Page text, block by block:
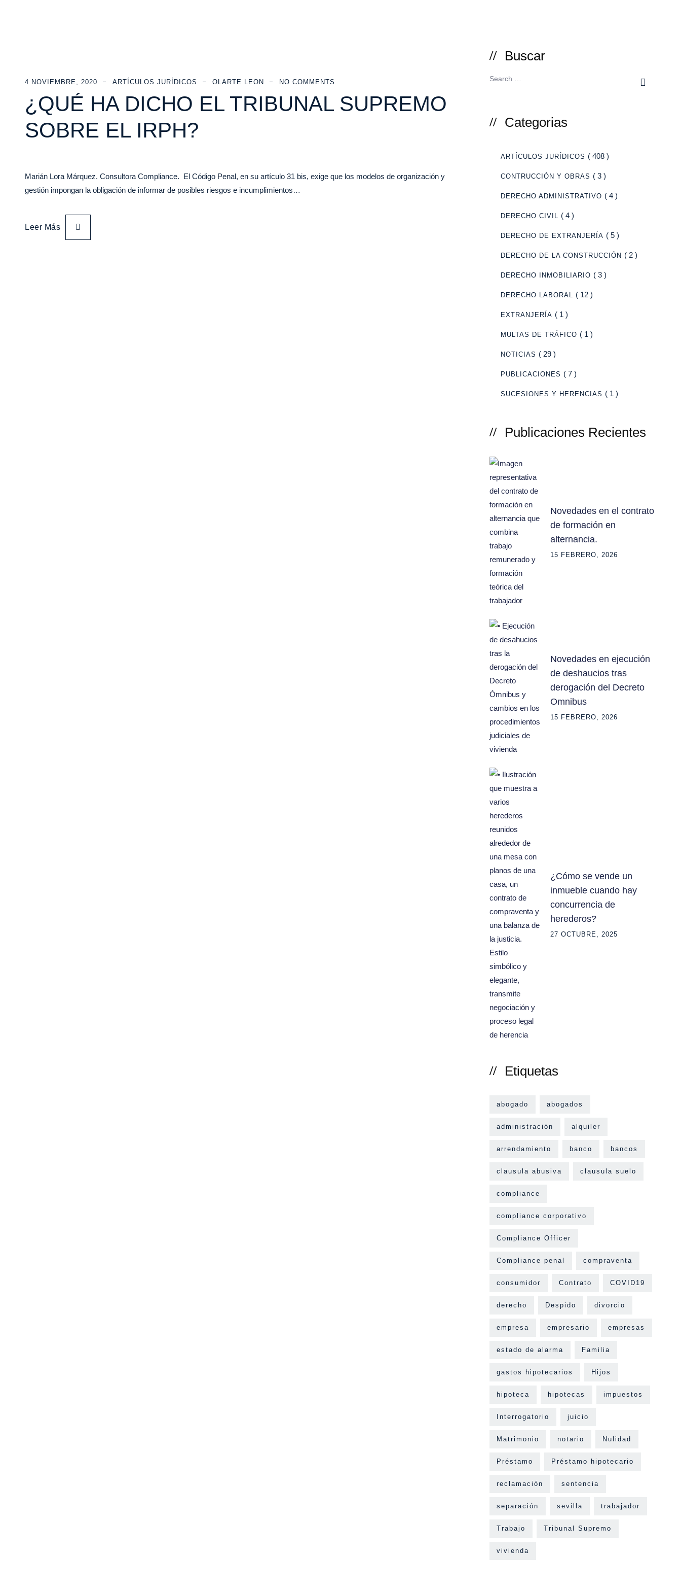
4 NOVIEMBRE, 2020 ARTÍCULOS JURÍDICOS OLARTE LEON NO COMMENTS
¿QUÉ HA DICHO EL TRIBUNAL SUPREMO
SOBRE EL IRPH?
Marián Lora Márquez. Consultora Compliance. El Código Penal, en su artículo 31 bis, exige que los modelos de organización y
gestión impongan la obligación de informar de posibles riesgos e incumplimientos…
Leer Más
Buscar
Categorias
ARTÍCULOS JURÍDICOS ( 408 )
CONTRUCCIÓN Y OBRAS ( 3 )
DERECHO ADMINISTRATIVO ( 4 )
DERECHO CIVIL ( 4 )
DERECHO DE EXTRANJERÍA ( 5 )
DERECHO DE LA CONSTRUCCIÓN ( 2 )
DERECHO INMOBILIARIO ( 3 )
DERECHO LABORAL ( 12 )
EXTRANJERÍA ( 1 )
MULTAS DE TRÁFICO ( 1 )
NOTICIAS ( 29 )
PUBLICACIONES ( 7 )
SUCESIONES Y HERENCIAS ( 1 )
Publicaciones Recientes
Novedades en el contrato
de formación en
alternancia.
15 FEBRERO, 2026
Novedades en ejecución
de deshaucios tras
derogación del Decreto
Omnibus
15 FEBRERO, 2026
¿Cómo se vende un
inmueble cuando hay
concurrencia de
herederos?
27 OCTUBRE, 2025
Etiquetas
abogado abogados
administración alquiler
arrendamiento banco bancos
clausula abusiva clausula suelo
compliance
compliance corporativo
Compliance Officer
Compliance penal compraventa
consumidor Contrato COVID19
derecho Despido divorcio
empresa empresario empresas
estado de alarma Familia
gastos hipotecarios Hijos
hipoteca hipotecas impuestos
Interrogatorio juicio
Matrimonio notario Nulidad
Préstamo Préstamo hipotecario
reclamación sentencia
separación sevilla trabajador
Trabajo Tribunal Supremo
vivienda